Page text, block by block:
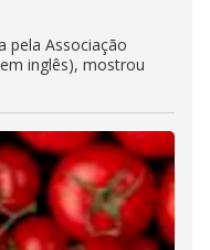
pela Associação
inglês), mostrou